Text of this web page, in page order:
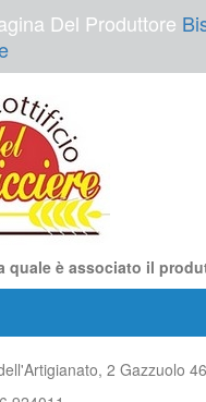
Del Produttore
quale è associato il
2 Gazzuolo